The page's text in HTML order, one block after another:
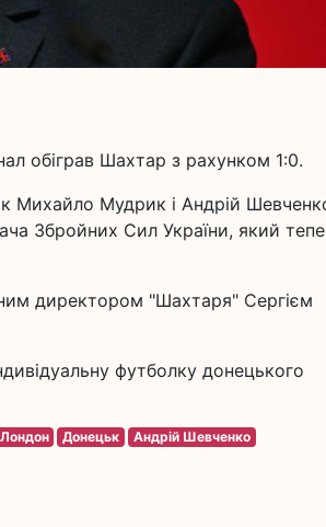
обіграв Шахтар з рахунком 1:0.
Михайло Мудрик і Андрій
Збройних Сил України, який
директором "Шахтаря" Сергієм
футболку донецького
Лондон Донецьк
Андрій Шевченко